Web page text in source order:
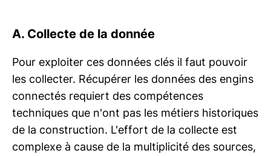
A. Collecte de la donnée
Pour exploiter ces données clés il faut pouvoir
les collecter. Récupérer les données des engins
connectés requiert des compétences
techniques que n'ont pas les métiers historiques
de la construction. L'effort de la collecte est
complexe à cause de la multiplicité des sources,